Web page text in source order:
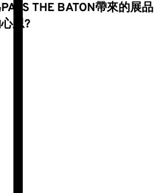
THE BATON帶來的展品
思?